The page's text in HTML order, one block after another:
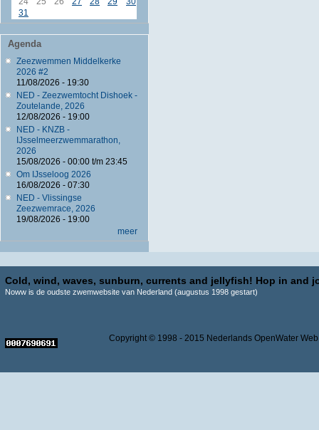
31
Agenda
Zeezwemmen Middelkerke
2026 #2
11/08/2026 - 19:30
NED - Zeezwemtocht Dishoek -
Zoutelande, 2026
12/08/2026 - 19:00
NED - KNZB -
IJsselmeerzwemmarathon,
2026
15/08/2026 - 00:00t/m 23:45
Om IJsseloog 2026
16/08/2026 - 07:30
NED - Vlissingse
Zeezwemrace, 2026
19/08/2026 - 19:00
meer
Cold, wind, waves, sunburn, currents and jellyfish! Hop in and
Noww is de oudste zwemwebsite van Nederland (augustus 1998 gestart)
Copyright © 1998 - 2015 Nederlands OpenWater